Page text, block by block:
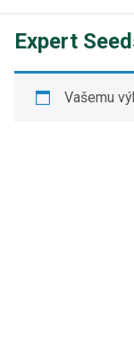
Expert
Vašemu